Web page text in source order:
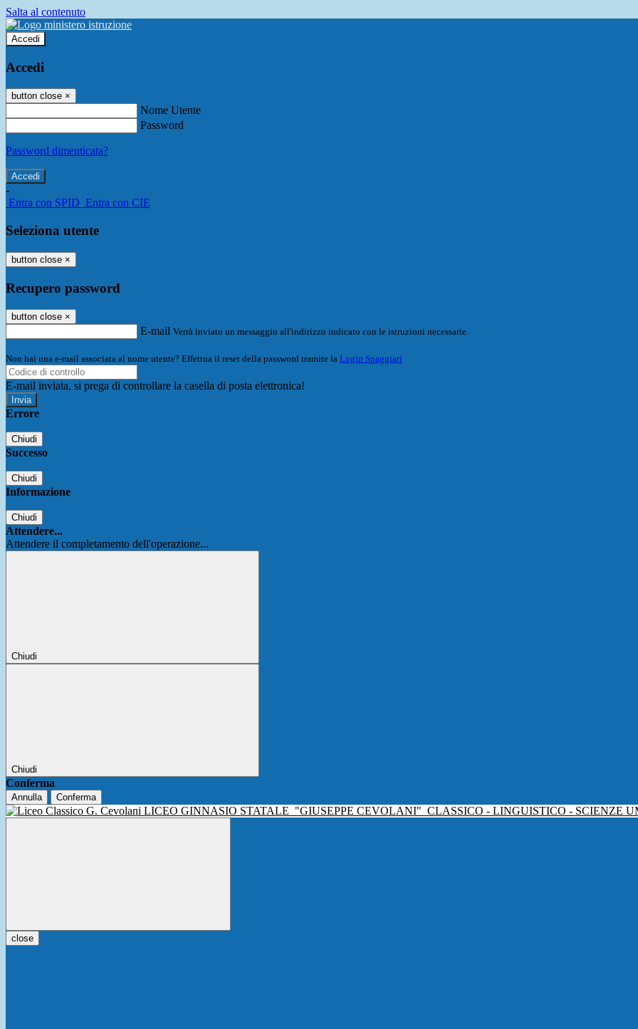
Salta al contenuto
Accedi
Accedi
button close ×
Nome Utente
Password
Password dimenticata?
-
Entra con SPID Entra con CIE
Seleziona utente
button close ×
Recupero password
button close ×
E-mail Verrà inviato un messaggio all'indirizzo indicato con le istruzioni necessarie.
Non hai una e-mail associata al nome utente? Effettua il reset della password tramite la Login Spaggiari
E-mail inviata, si prega di controllare la casella di posta elettronica!
Errore
Chiudi
Successo
Chiudi
Informazione
Chiudi
Attendere...
Attendere il completamento dell'operazione...
Chiudi
Chiudi
Conferma
Annulla Conferma
LICEO GINNASIO STATALE "GIUSEPPE CEVOLANI" CLASSICO - LINGUISTICO - SCIENZE
close